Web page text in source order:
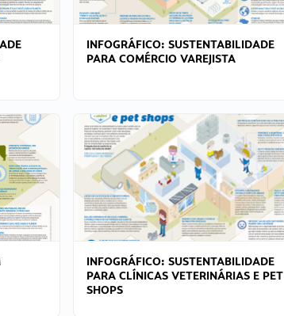
INFOGRÁFICO: SUSTENTABILIDADE
PARA COMÉRCIO VAREJISTA
INFOGRÁFICO: SUSTENTABILIDADE
PARA CLÍNICAS VETERINÁRIAS E PET
SHOPS